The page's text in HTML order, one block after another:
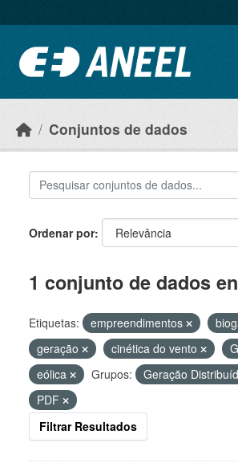
Conjuntos de dados
Ordenar por
1 conjunto de dados
Etiquetas: empreendimentos
geração
cinética do vento
eólica
Grupos: Geração
PDF
Filtrar Resultados